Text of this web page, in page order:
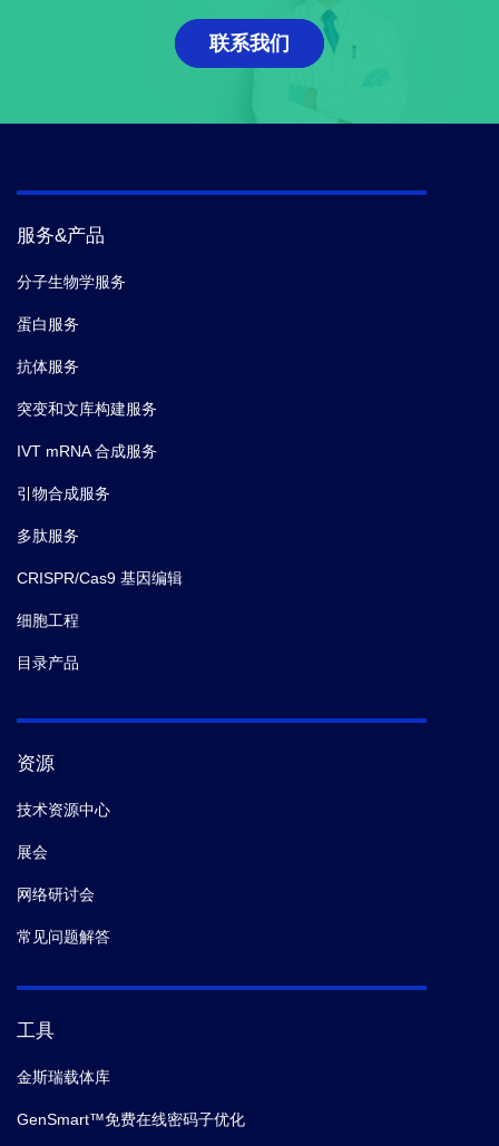
联系我们
服务&产品
分子生物学服务
蛋白服务
抗体服务
突变和文库构建服务
IVT mRNA 合成服务
引物合成服务
多肽服务
CRISPR/Cas9 基因编辑
细胞工程
目录产品
资源
技术资源中心
展会
网络研讨会
常见问题解答
工具
金斯瑞载体库
GenSmart™免费在线密码子优化